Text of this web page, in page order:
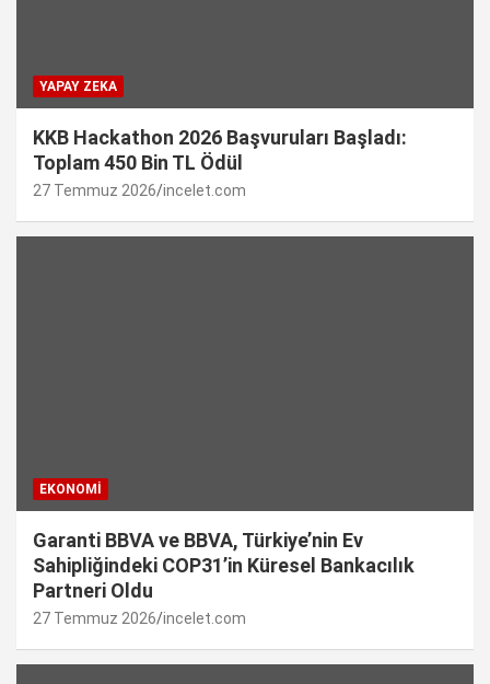
YAPAY ZEKA
KKB Hackathon 2026 Başvuruları Başladı:
Toplam 450 Bin TL Ödül
27 Temmuz 2026 incelet.com
EKONOMI
Garanti BBVA ve BBVA, Türkiye’nin Ev
Sahipliğindeki COP31’in Küresel Bankacılık
Partneri Oldu
27 Temmuz 2026 incelet.com